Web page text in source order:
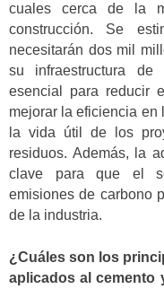
cuales cerca de la
construcción. Se
necesitarán dos mil
su infraestructura
esencial para reducir
mejorar la eficiencia en
la vida útil de los
residuos. Además, la
clave para que el
emisiones de carbono
de la industria.
¿Cuáles son los
aplicados al cemento